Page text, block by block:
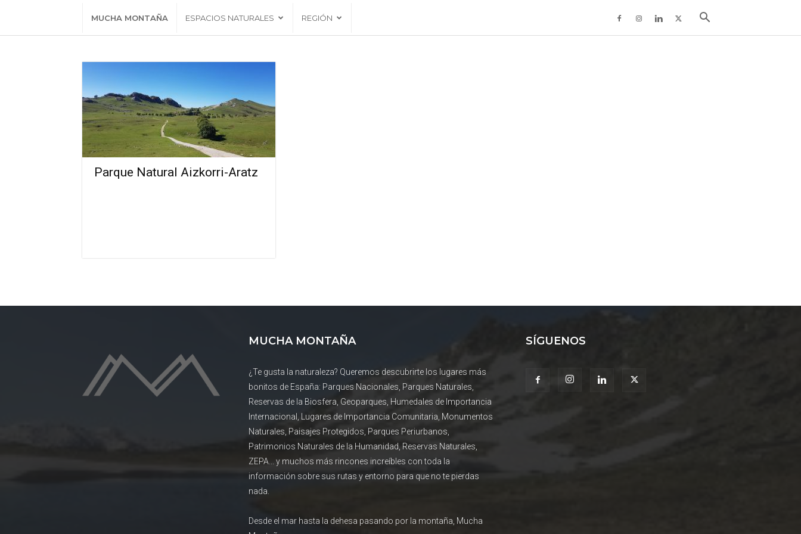
MUCHA MONTAÑA ESPACIOS NATURALES REGIÓN
Parque Natural Aizkorri-Aratz
MUCHA MONTAÑA
¿Te gusta la naturaleza? Queremos descubrirte los lugares más
bonitos de España: Parques Nacionales, Parques Naturales,
Reservas de la Biosfera, Geoparques, Humedales de Importancia
Internacional, Lugares de Importancia Comunitaria, Monumentos
Naturales, Paisajes Protegidos, Parques Periurbanos,
Patrimonios Naturales de la Humanidad, Reservas Naturales,
ZEPA... y muchos más rincones increíbles con toda la
información sobre sus rutas y entorno para que no te pierdas
nada.
Desde el mar hasta la dehesa pasando por la montaña, Mucha
SÍGUENOS